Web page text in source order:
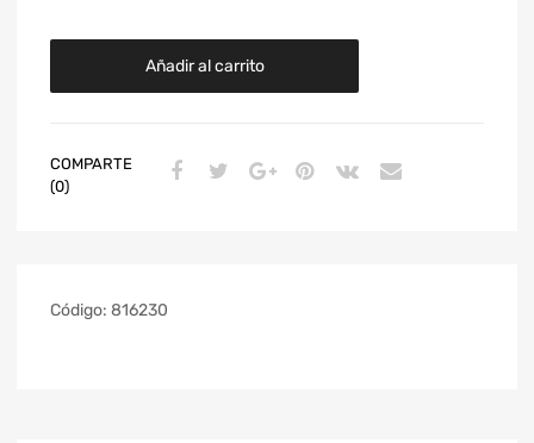
Añadir al carrito
COMPARTE
(0)
Código: 816230